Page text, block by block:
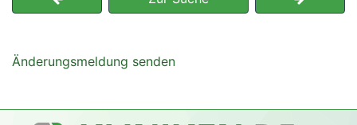
Änderungsmeldung senden